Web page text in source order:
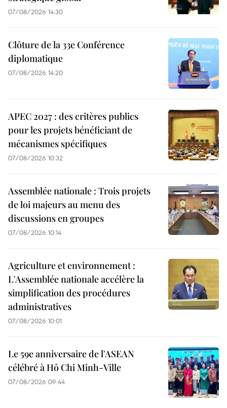
07/08/2026 14:30
Clôture de la 33e Conférence
diplomatique
07/08/2026 14:20
APEC 2027 : des critères publics
pour les projets bénéficiant de
mécanismes spécifiques
07/08/2026 10:32
Assemblée nationale : Trois projets
de loi majeurs au menu des
discussions en groupes
07/08/2026 10:14
Agriculture et environnement :
L'Assemblée nationale accélère la
simplification des procédures
administratives
07/08/2026 10:01
Le 59e anniversaire de l'ASEAN
célébré à Hô Chi Minh-Ville
07/08/2026 09:44